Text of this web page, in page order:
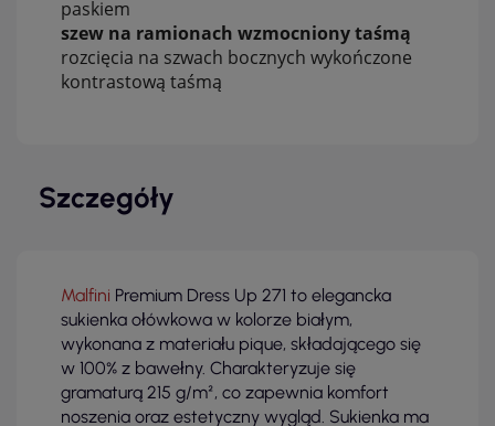
paskiem
szew na ramionach wzmocniony taśmą
rozcięcia na szwach bocznych wykończone
kontrastową taśmą
Szczegóły
Malfini Premium Dress Up 271 to elegancka
sukienka ołówkowa w kolorze białym,
wykonana z materiału pique, składającego się
w 100% z bawełny. Charakteryzuje się
gramaturą 215 g/m², co zapewnia komfort
noszenia oraz estetyczny wygląd. Sukienka ma